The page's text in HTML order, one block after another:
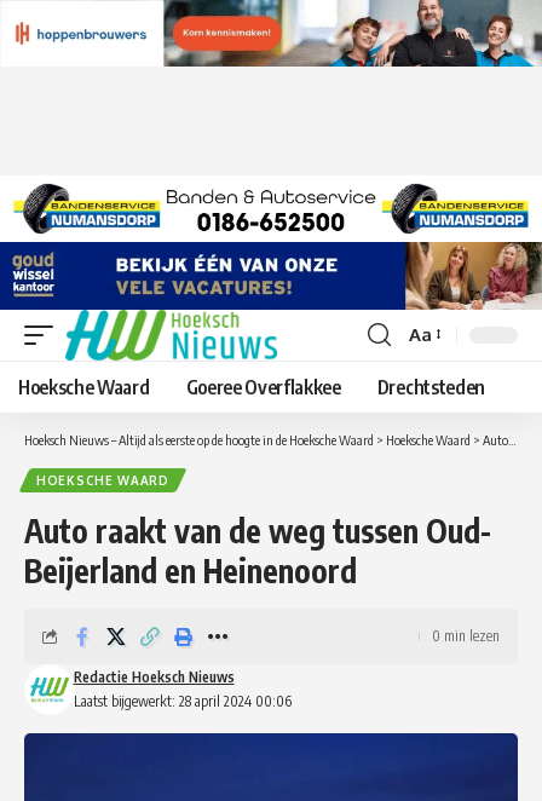
Lettergrootte
aanpassen
Aa
Hoeksche Waard Goeree Overflakkee Drechtsteden
Hoeksch Nieuws – Altijd als eerste op de hoogte in de Hoeksche Waard > Hoeksche Waard > Auto raakt van de weg tussen Oud-Beijerland en Heinenoord
HOEKSCHE WAARD
Auto raakt van de weg tussen Oud-
Beijerland en Heinenoord
Laatst bijgewerkt: 28 april 2024 00:06
Redactie Hoeksch Nieuws
0 min lezen